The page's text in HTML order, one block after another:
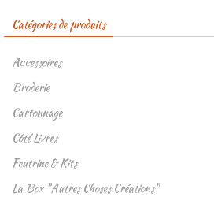
Catégories de produits
Accessoires
Broderie
Cartonnage
Côté Livres
Feutrine & Kits
La Box "Autres Choses Créations"